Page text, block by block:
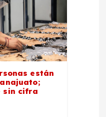
están
sin cifra